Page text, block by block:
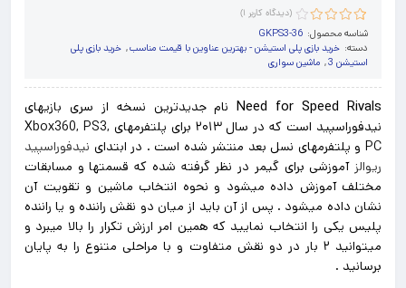
امتیاز4.00
از 5 امتیاز
1
مشتری
(دیدگاه کاربر 1
)
شناسه محصول: GKPS3-36
دسته: خرید بازی پلی استیشن - بهترین عناوین با قیمت مناسب, خرید بازی پلی
استیشن 3
, ماشین سواری
Need for Speed Rivalsنام جدیدترین نسخه از سری بازیهای
نیدفوراسپید است که در سال ۲۰۱۳ برای پلتفرمهای Xbox360, PS3,
PC و پلتفرمهای نسل بعد منتشر شده است . در ابتدای
نیدفوراسپید
ریوالز آموزشی برای گیمر در نظر گرفته شده که قسمتها و مسابقات
مختلف آموزش داده میشود و نحوه انتخاب ماشین و تقویت آن
نشان داده میشود . پس از آن باید از میان دو نقش راننده و یا راننده
پلیس یکی را انتخاب نمایید که همین امر ارزش تکرار را بالا میبرد و
میتوانید ۲ بار در دو نقش متفاوت و با مراحلی متنوع را به پایان
برسانید .